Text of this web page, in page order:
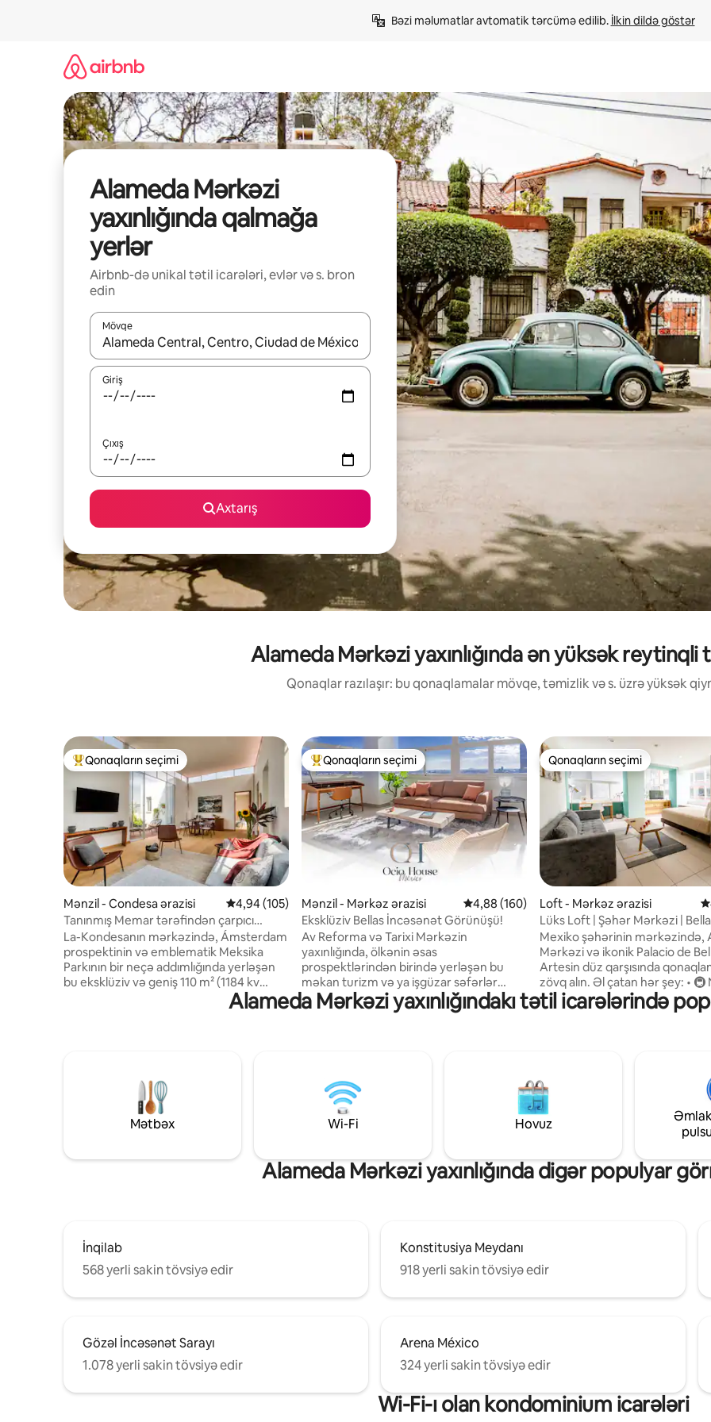
Bəzi məlumatlar avtomatik tərcümə edilib. İlkin dildə göstər
Alameda Mərkəzi
yaxınlığında qalmağa
yerlər
Airbnb-də unikal tətil icarələri, evlər və s. bron
edin
Mövqe
Nəticələr varsa, yuxarı və aşağı ox düymələri ilə naviqasiya edin, yaxud da toxunma və ya svayp jestləri ilə araşdırın.
Giriş
Çıxış
Axtarış
Alameda Mərkəzi yaxınlığında ən yüksək
Qonaqlar razılaşır: bu qonaqlamalar mövqe, təmizlik və s. üzrə yüksək
Populyar "Qonaqların seçimi"
Qonaqların seçimi
Mənzil - Condesa ərazisi Ortalama reytinq 4,94/5, 105 rəy
4,94 (105)
Tanınmış Memar tərəfindən çarpıcı
PentHouse w/Terrace
La-Kondesanın mərkəzində, Ámsterdam
prospektinin və emblematik Meksika
Parkının bir neçə addımlığında yerləşən
bu eksklüziv və geniş 110 m² (1184 kv
metr) penthausda lüks təcrübədən zövq
məhəlləsində görəcəksiniz, ağacdan
hazırlanmış mənzərələri və canlı mədəni
və qastronomik təklifi ilə tanınır.
Populyar "Qonaqların seçimi"
Qonaqların seçimi
Mənzil - Mərkəz ərazisi Ortalama reytinq 4,88/5, 160 rəy
4,88 (160)
Eksklüziv Bellas İncəsənət Görünüşü!
Av Reforma və Tarixi Mərkəzin
yaxınlığında, ölkənin əsas
prospektlərindən birində yerləşən bu
məkan turizm və ya işgüzar səfərlər
üçün mükəmməldir. Mərkəzi ticarət
mərkəzinin və Bellas Artes sarayının
çarpayı, geniş və tam təchiz olunmuş
mətbəx, iş sahəsi, yüksək sürətli Wi-Fi və
özünüzü evdəki kimi hiss etməyiniz üçün
isti dekorasiya (Giriş 16:00)
Qonaqların seçimi
Qonaqların seçimi
Loft - Mərkəz ərazisi
Lüks Loft | Şəhər Mərkəzi |
Mexiko şəhərinin mərkəzində,
Mərkəzi və ikonik Palacio de
Artesin düz qarşısında
zövq alın. Əl çatan hər şey: • 🚇 Nəqliyyat:
Metro və Metrobús sadəcə bir
addım məsafədə • 🌆 Paseo de
brendlərə qədər İstər biznes, istər
mədəniyyət, istərsə də
loftumuz mükəmməl başlanğıc
nöqtəsidir.
Alameda Mərkəzi yaxınlığındakı tətil icarələrində
Mətbəx Wi-Fi Hovuz
Alameda Mərkəzi yaxınlığında digər populyar
İnqilab
568 yerli sakin tövsiyə edir
Konstitusiya Meydanı
918 yerli sakin tövsiyə edir
Gözəl İncəsənət Sarayı
1.078 yerli sakin tövsiyə edir
Arena México
324 yerli sakin tövsiyə edir
Wi-Fi-ı olan kondominium icarələri